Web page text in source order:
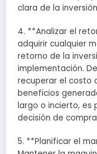
clara de la
4. **Analizar el
adquirir cualquier
retorno de la
implementación.
recuperar el costo
beneficios
largo o incierto, es
decisión de
5. **Planificar el